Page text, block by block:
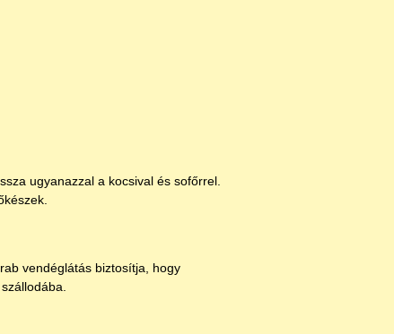
ugyanazzal a kocsival és sofőrrel.
vendéglátás biztosítja, hogy